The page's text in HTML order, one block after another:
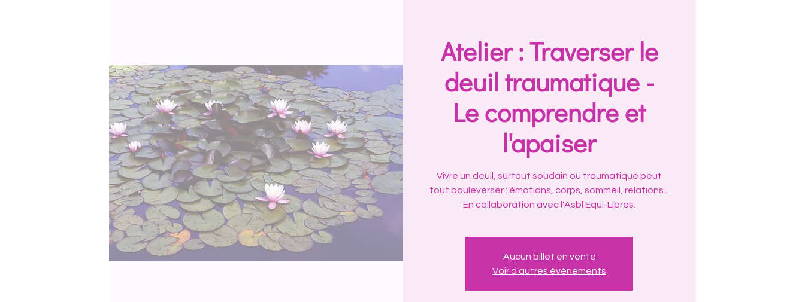
Atelier : Traverser le
deuil traumatique -
Le comprendre et
l'apaiser
Vivre un deuil, surtout soudain ou traumatique peut
tout bouleverser : émotions, corps, sommeil, relations...
En collaboration avec l'Asbl Equi-Libres.
Aucun billet en vente
Voir d'autres événements